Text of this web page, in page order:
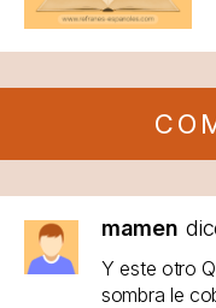
mamen
Y este otro
sombra le